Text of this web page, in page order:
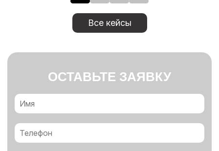
Все кейсы
ОСТАВЬТЕ ЗАЯВКУ